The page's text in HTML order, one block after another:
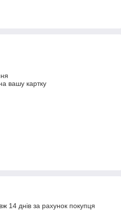
вашу картку
14 днів за рахунок покупця